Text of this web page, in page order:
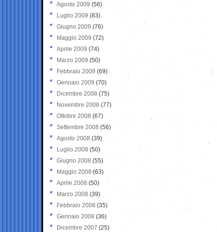
Agosto 2009 (56)
Luglio 2009 (83)
Giugno 2009 (76)
Maggio 2009 (72)
Aprile 2009 (74)
Marzo 2009 (50)
Febbraio 2009 (69)
Gennaio 2009 (70)
Dicembre 2008 (75)
Novembre 2008 (77)
Ottobre 2008 (67)
Settembre 2008 (56)
Agosto 2008 (39)
Luglio 2008 (50)
Giugno 2008 (55)
Maggio 2008(63)
Aprile 2008 (50)
Marzo 2008 (39)
Febbraio 2008 (35)
Gennaio 2008 (36)
Dicembre 2007 (25)